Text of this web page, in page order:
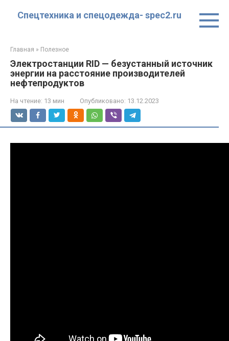
Спецтехника и спецодежда- spec2.ru
Главная » Полезное
Электростанции RID — безустанный источник
энергии на расстояние производителей
нефтепродуктов
На чтение: 13 мин Опубликовано: 13.12.2023